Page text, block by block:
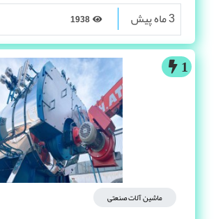
3 ماه پیش
1
ماشین آلات صنعتی